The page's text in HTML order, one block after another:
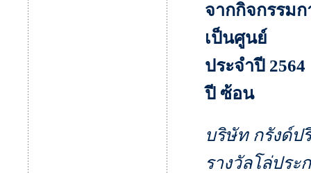
จากกิจกรรม
เป็นศูนย์
ประจำปี 2564
ปี ซ้อน
บริษัท กรังด์ป
รางวัลโล่ปร